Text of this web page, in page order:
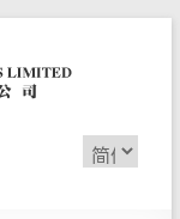
选
择